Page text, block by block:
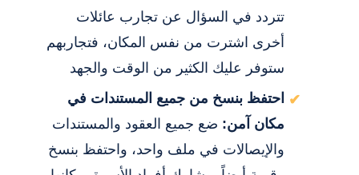
تتردد في السؤال عن تجارب عائلات
أخرى اشترت من نفس المكان، فتجاربهم
ستوفر عليك الكثير من الوقت والجهد
احتفظ بنسخ من جميع المستندات في
مكان آمن: ضع جميع العقود والمستندات
والإيصالات في ملف واحد، واحتفظ بنسخ